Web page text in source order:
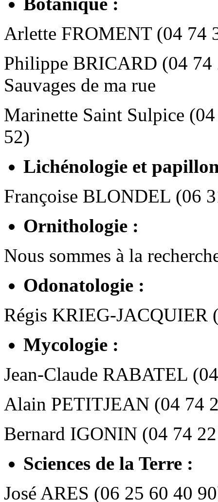
Arlette FROMENT (04 74
Philippe BRICARD (04 74
Sauvages de ma rue
Marinette Saint Sulpice
52)
Lichénologie et
Françoise BLONDEL (06
Ornithologie :
Nous sommes à la
Odonatologie :
Régis KRIEG-JACQUIER
Mycologie :
Jean-Claude RABATEL
Alain PETITJEAN (04 74
Bernard IGONIN (04 74
Sciences de la Terre :
José ARES (06 25 60 40